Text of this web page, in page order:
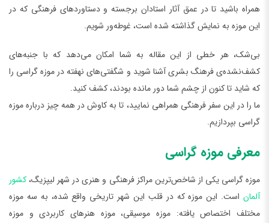
همراه باشید تا در عمق آثار استادان برجسته و دستاوردهای فرهنگی که در
این موزه به نمایش گذاشته شده است، غوطه‌ور شویم.
بی‌شک، هر خطی از این مقاله به شما امکان می‌دهد که با جنبه‌های
کشف‌نشده‌ی فرهنگ بشری آشنا شوید و شگفتی‌های نهفته در موزه گراسی را
که شاید تا کنون از چشم شما دور مانده بودند، کشف کنید.
ما را در این سفر فرهنگی همراهی نمایید، تا به کاوش در همه چیز درباره موزه
گراسی بپردازیم.
معرفی موزه گراسی
موزه گراسی یکی از شاخص‌ترین مراکز فرهنگی و هنری در شهر لیپزیگ،کشور
آلمان است. این موزه که در قلب این شهر تاریخی واقع شده، به سه موزه
مختلف اختصاص یافته: موزه موسیقی، موزه هنرهای کاربردی و موزه